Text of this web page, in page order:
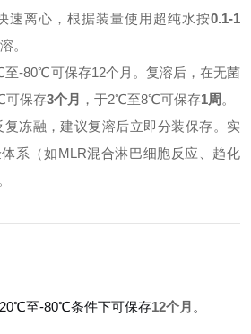
速离心，根据装量使用超纯水按0.1-1
。
-80℃可保存12个月。复溶后，在无菌
可保存3个月 ，于2℃至8℃可保存1周 。
复冻融，建议复溶后立即分装保存。实
系（如MLR混合淋巴细胞反应、趋化
至-80℃条件下可保存12个月 。